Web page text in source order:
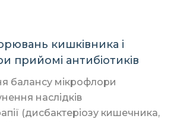
кишківника і
прийомі антибіотиків
балансу мікрофлори
наслідків
(дисбактеріозу кишечника,